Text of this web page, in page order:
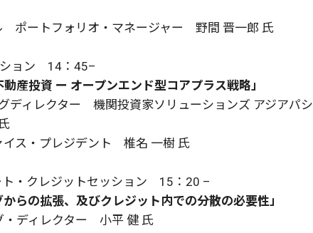
ポートフォリオ・マネージャー 野間 晋一郎 氏
ョン 14：45–
動産投資 ー オープンエンド型コアプラス戦略」
ディレクター 機関投資家ソリューションズ アジアパシ
ス・プレジデント 椎名 一樹 氏
・クレジットセッション 15：20 –
からの拡張、及びクレジット内での分散の必要性」
ディレクター 小平 健 氏